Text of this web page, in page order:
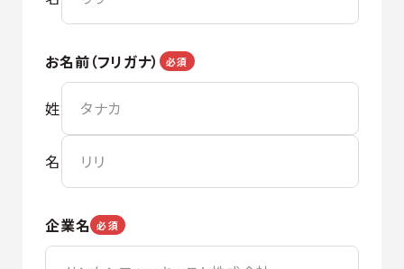
お名前（フリガナ） 必須
姓
名
企業名 必須